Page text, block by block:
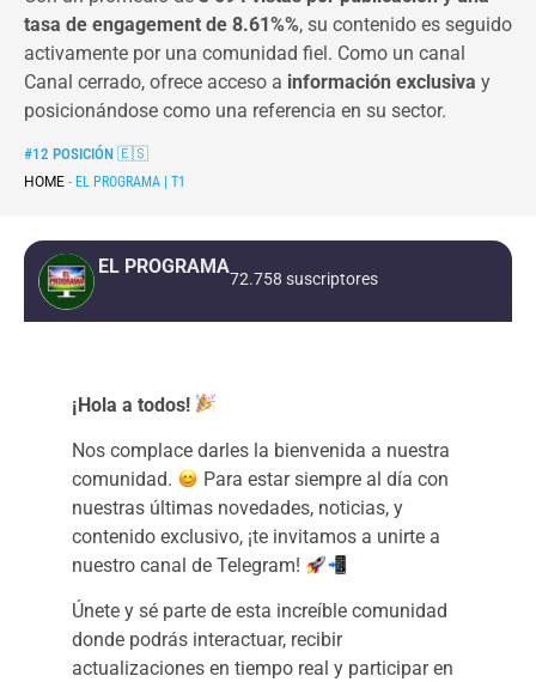
tasa de engagement de 8.61%%, su contenido es seguido
activamente por una comunidad fiel. Como un canal
Canal cerrado, ofrece acceso a información exclusiva y
posicionándose como una referencia en su sector.
#12 POSICIÓN 🇪🇸
HOME - EL PROGRAMA | T1
EL PROGRAMA
72.758 suscriptores
¡Hola a todos!
Nos complace darles la bienvenida a nuestra
comunidad.
Para estar siempre al día con
nuestras últimas novedades, noticias, y
contenido exclusivo, ¡te invitamos a unirte a
nuestro canal de Telegram!
Únete y sé parte de esta increíble comunidad
donde podrás interactuar, recibir
actualizaciones en tiempo real y participar en